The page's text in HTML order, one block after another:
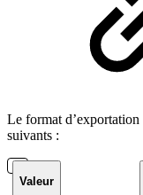
Le format
suivants :
Valeur